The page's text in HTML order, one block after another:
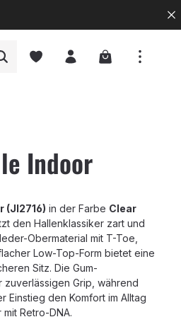
Warenkorb
Indoor
(JI2716) in der Farbe Clear
den Hallenklassiker zart und
Obermaterial mit T-Toe,
Low-Top-Form bietet eine
Sitz. Die Gum-
zuverlässigen Grip, während
Einstieg den Komfort im Alltag
Retro-DNA.